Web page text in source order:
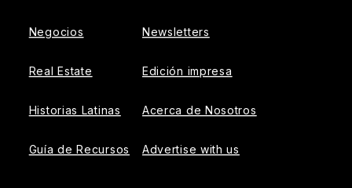
Negocios
Real Estate
Historias Latinas
Guía de Recursos
Newsletters
Edición impresa
Acerca de Nosotros
Advertise with us